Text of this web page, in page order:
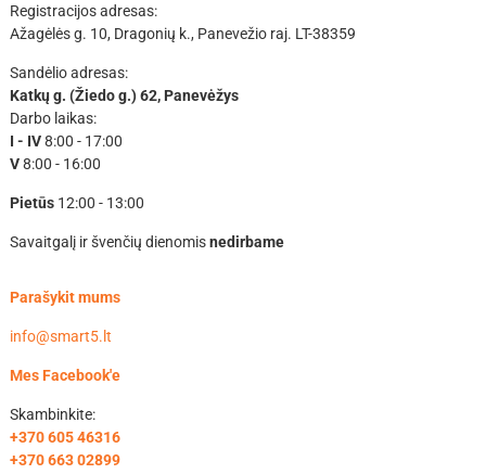
Registracijos adresas:
Ažagėlės g. 10, Dragonių k., Panevežio raj. LT-38359
Sandėlio adresas:
Katkų g. (Žiedo g.) 62, Panevėžys
Darbo laikas:
I - IV8:00 - 17:00
V8:00 - 16:00
Pietūs12:00 - 13:00
Savaitgalį ir švenčių dienomisnedirbame
Parašykit mums
info@smart5.lt
Mes Facebook'e
Skambinkite:
+370 605 46316
+370 663 02899